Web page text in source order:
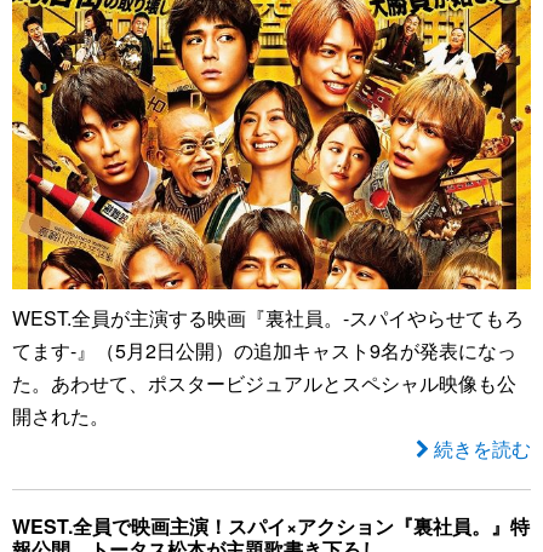
WEST.全員が主演する映画『裏社員。-スパイやらせてもろ
てます‐』（5月2日公開）の追加キャスト9名が発表になっ
た。あわせて、ポスタービジュアルとスペシャル映像も公
開された。
続きを読む
WEST.全員で映画主演！スパイ×アクション『裏社員。』特